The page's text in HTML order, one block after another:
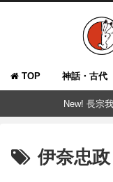
TOP 神話・古代
New! 長宗
伊奈忠政